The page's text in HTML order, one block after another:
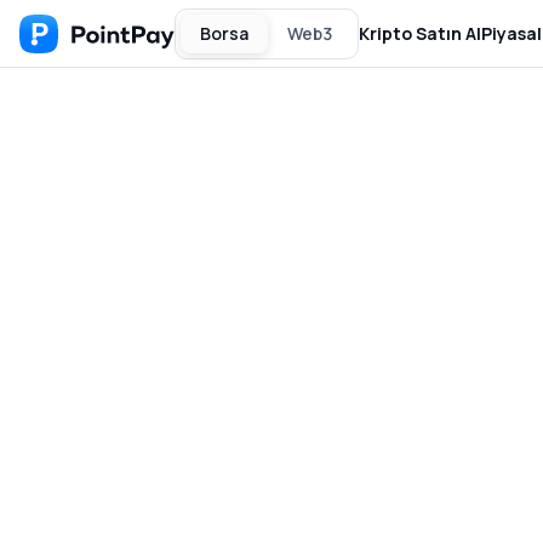
Borsa Web3 Kripto Satın Al